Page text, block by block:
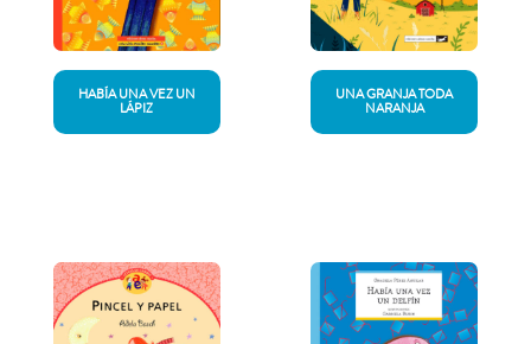
HABÍA UNA VEZ UN
LÁPIZ
UNA GRANJA TODA
NARANJA